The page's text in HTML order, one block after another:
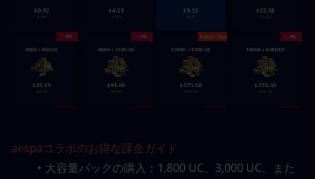
aespaコラボのお得な課金ガイド
大容量パックの購入：1,800 UC、3,000 UC、また